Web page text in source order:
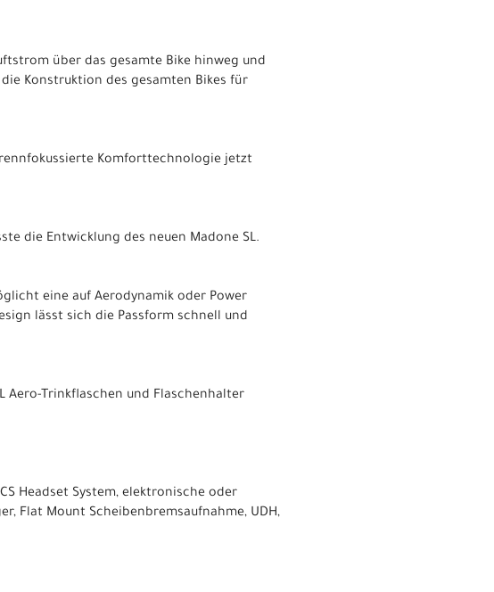
über das gesamte Bike hinweg und
Konstruktion des gesamten Bikes für
Komforttechnologie jetzt
die Entwicklung des neuen Madone SL.
eine auf Aerodynamik oder Power
lässt sich die Passform schnell und
Aero-Trinkflaschen und Flaschenhalter
Headset System, elektronische oder
Flat Mount Scheibenbremsaufnahme, UDH,